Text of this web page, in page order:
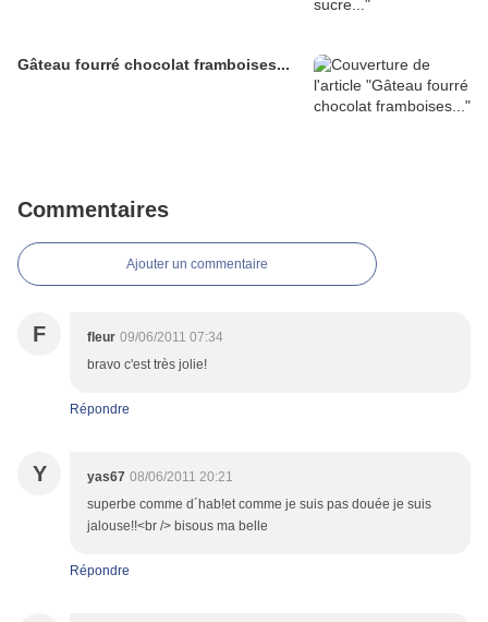
Gâteau fourré chocolat framboises...
Commentaires
Ajouter un commentaire
F fleur 09/06/2011 07:34
bravo c'est très jolie!
Répondre
Y yas67 08/06/2011 20:21
superbe comme d´hab!et comme je suis pas douée je suis
jalouse!!<br /> bisous ma belle
Répondre